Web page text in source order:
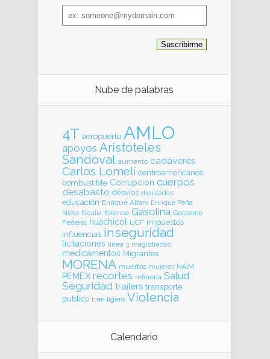
Email
address
Nube de palabras
4T aeropuerto AMLO
apoyos Aristóteles
Sandoval aumento cadáveres
Carlos Lomelí centroamericanos
combustible Corrupcion cuerpos
desabasto desvíos diputados
educación Enrique Alfaro Enrique Peña
Nieto fiscalia forense Gasolina Gobierno
Federal huachicol IJCF impuestos
influencias inseguridad
licitaciones línea 3 magistrados
medicamentos Migrantes
MORENA muertos mujeres NAIM
PEMEX recortes refinería Salud
Seguridad trailers transporte
publico tren ligero Violencia
Calendario